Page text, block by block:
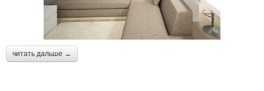
читать дальше →